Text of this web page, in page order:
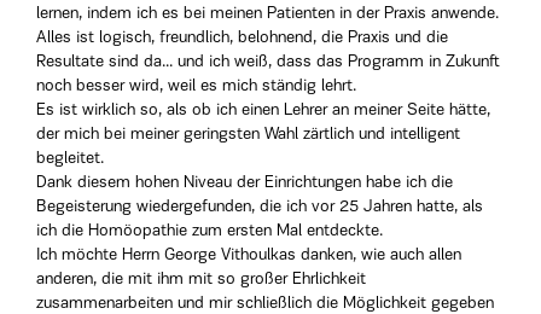
lernen, indem ich es bei meinen Patienten in der Praxis anwende.
Alles ist logisch, freundlich, belohnend, die Praxis und die
Resultate sind da... und ich weiß, dass das Programm in Zukunft
noch besser wird, weil es mich ständig lehrt.
Es ist wirklich so, als ob ich einen Lehrer an meiner Seite hätte,
der mich bei meiner geringsten Wahl zärtlich und intelligent
begleitet.
Dank diesem hohen Niveau der Einrichtungen habe ich die
Begeisterung wiedergefunden, die ich vor 25 Jahren hatte, als
ich die Homöopathie zum ersten Mal entdeckte.
Ich möchte Herrn George Vithoulkas danken, wie auch allen
anderen, die mit ihm mit so großer Ehrlichkeit
zusammenarbeiten und mir schließlich die Möglichkeit gegeben